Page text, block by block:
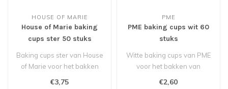
HOUSE OF MARIE
House of Marie baking
cups ster 50 stuks
Baking cups ster van House
of Marie voor het bakken
van cupcakes, muffins en
€3,75
PME
PME baking cups wit 60
stuks
Witte baking cups van PME
voor het bakken van
cupcakes, muffins en
€2,60